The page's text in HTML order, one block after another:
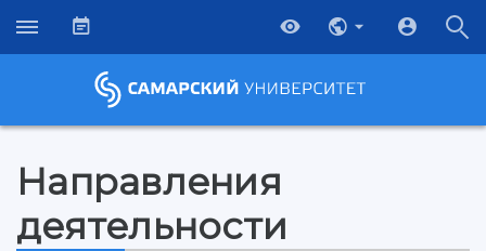
Направления
деятельности